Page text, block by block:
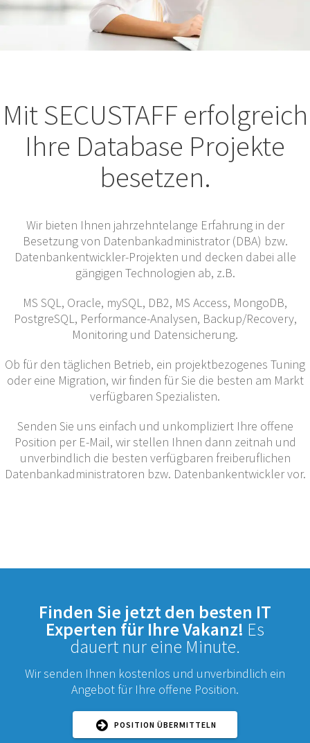
Mit SECUSTAFF erfolgreich
Ihre Database Projekte
besetzen.
Wir bieten Ihnen jahrzehntelange Erfahrung in der
Besetzung von Datenbankadministrator (DBA) bzw.
Datenbankentwickler-Projekten und decken dabei alle
gängigen Technologien ab, z.B.
MS SQL, Oracle, mySQL, DB2, MS Access, MongoDB,
PostgreSQL, Performance-Analysen, Backup/Recovery,
Monitoring und Datensicherung.
Ob für den täglichen Betrieb, ein projektbezogenes Tuning
oder eine Migration, wir finden für Sie die besten am Markt
verfügbaren Spezialisten.
Senden Sie uns einfach und unkompliziert Ihre offene
Position per E-Mail, wir stellen Ihnen dann zeitnah und
unverbindlich die besten verfügbaren freiberuflichen
Datenbankadministratoren bzw. Datenbankentwickler vor.
Finden Sie jetzt den besten IT
Experten für Ihre Vakanz! Es
dauert nur eine Minute.
Wir senden Ihnen kostenlos und unverbindlich ein
Angebot für Ihre offene Position.
POSITION ÜBERMITTELN